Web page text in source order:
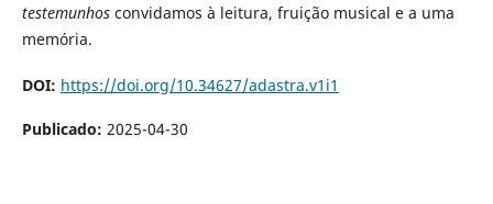
testemunhos convidamos à leitura, fruição musical e a uma
memória.
DOI: https://doi.org/10.34627/adastra.v1i1
Publicado: 2025-04-30